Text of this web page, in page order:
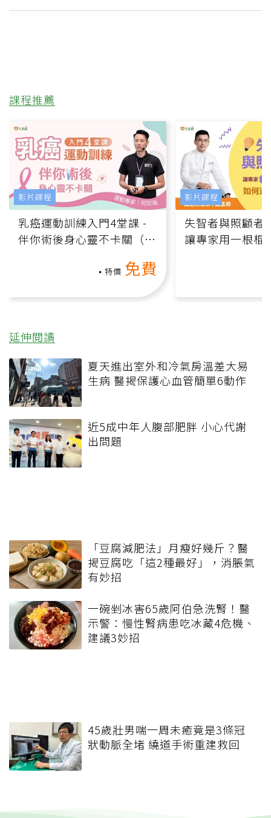
課程推薦
乳癌運動訓練入門4堂課 -
伴你術後身心靈不卡關（線
特價 免費
影片課程
失智者與照顧者
讓專家用一根棍
影片課程
延伸閱讀
夏天進出室外和冷氣房溫差大易
生病 醫揭保護心血管簡單6動作
近5成中年人腹部肥胖 小心代謝
出問題
「豆腐減肥法」月瘦好幾斤？醫
揭豆腐吃「這2種最好」，消脹氣
有妙招
一碗剉冰害65歲阿伯急洗腎！醫
示警：慢性腎病患吃冰藏4危機、
建議3妙招
45歲壯男喘一周未癒竟是3條冠
狀動脈全堵 繞道手術重建救回